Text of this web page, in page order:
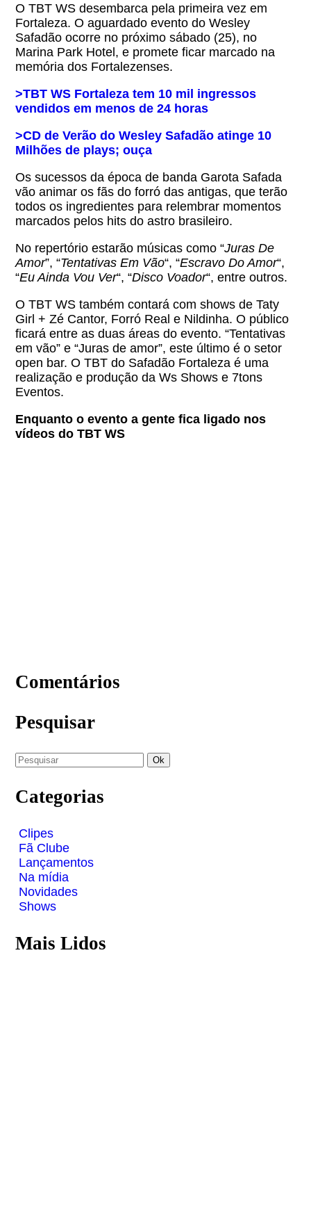
O TBT WS desembarca pela primeira vez em
Fortaleza. O aguardado evento do Wesley
Safadão ocorre no próximo sábado (25), no
Marina Park Hotel, e promete ficar marcado na
memória dos Fortalezenses.
>TBT WS Fortaleza tem 10 mil ingressos
vendidos em menos de 24 horas
>CD de Verão do Wesley Safadão atinge 10
Milhões de plays; ouça
Os sucessos da época de banda Garota Safada
vão animar os fãs do forró das antigas, que terão
todos os ingredientes para relembrar momentos
marcados pelos hits do astro brasileiro.
No repertório estarão músicas como “Juras De
Amor”, “Tentativas Em Vão“, “Escravo Do Amor“,
“Eu Ainda Vou Ver“, “Disco Voador“, entre outros.
O TBT WS também contará com shows de Taty
Girl + Zé Cantor, Forró Real e Nildinha. O público
ficará entre as duas áreas do evento. “Tentativas
em vão” e “Juras de amor”, este último é o setor
open bar. O TBT do Safadão Fortaleza é uma
realização e produção da Ws Shows e 7tons
Eventos.
Enquanto o evento a gente fica ligado nos
vídeos do TBT WS
Comentários
Pesquisar
Categorias
Clipes
Fã Clube
Lançamentos
Na mídia
Novidades
Shows
Mais Lidos